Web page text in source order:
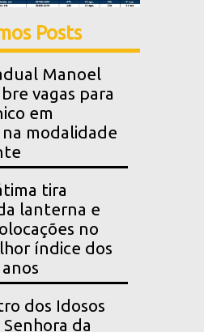
Posts
Manoel
vagas para
em
modalidade
tira
lanterna e
no
índice dos
dos Idosos
da